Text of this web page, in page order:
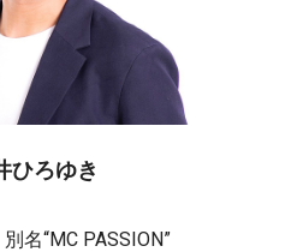
ひろゆき
名“MC PASSION”